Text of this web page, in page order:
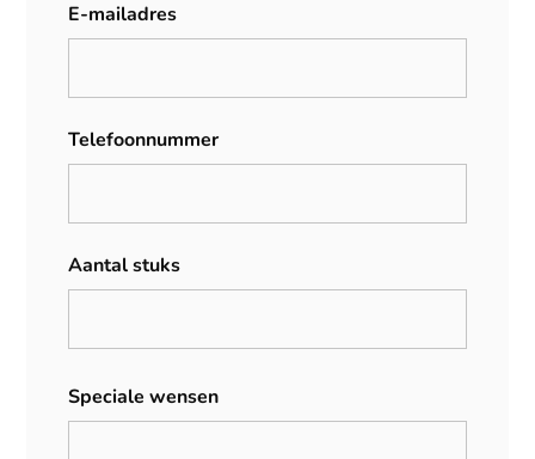
E-mailadres
Telefoonnummer
Aantal stuks
Speciale wensen